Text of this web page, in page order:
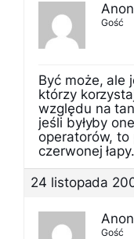
Gość
Być może, ale
którzy
względu na
jeśli byłyby
operatorów, to
czerwonej łapy.
24 listopada
Gość